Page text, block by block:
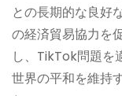
との長期的な良好
の経済貿易協力を
し、TikTok問題を
世界の平和を維持